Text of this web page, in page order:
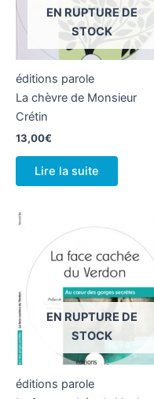
EN RUPTURE DE
STOCK
éditions parole
La chèvre de Monsieur
Crétin
13,00€
Lire la suite
EN RUPTURE DE
STOCK
éditions parole